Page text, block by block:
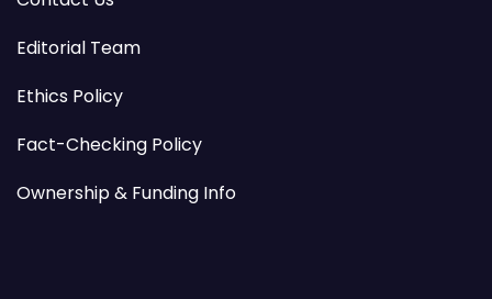
Editorial Team
Ethics Policy
Fact-Checking Policy
Ownership & Funding Info